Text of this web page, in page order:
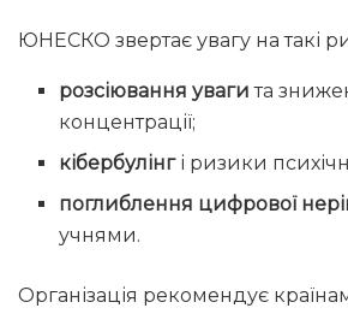
ЮНЕСКО звертає увагу на такі
розсіювання уваги та
концентрації;
кібербулінгі ризики
поглиблення цифрової
учнями.
Організація рекомендує